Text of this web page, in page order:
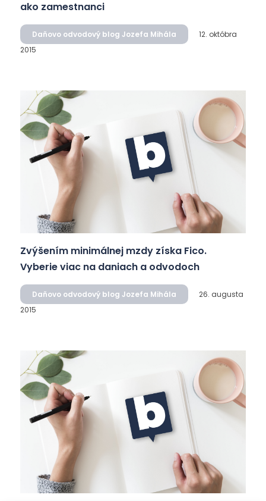
ako zamestnanci
Daňovo odvodový blog Jozefa Mihála
12. októbra
2015
Zvýšením minimálnej mzdy získa Fico.
Vyberie viac na daniach a odvodoch
Daňovo odvodový blog Jozefa Mihála
26. augusta
2015